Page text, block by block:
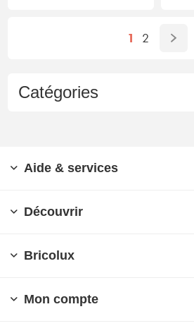
Catégories
1 2
Aide & services
Découvrir
Bricolux
Mon compte